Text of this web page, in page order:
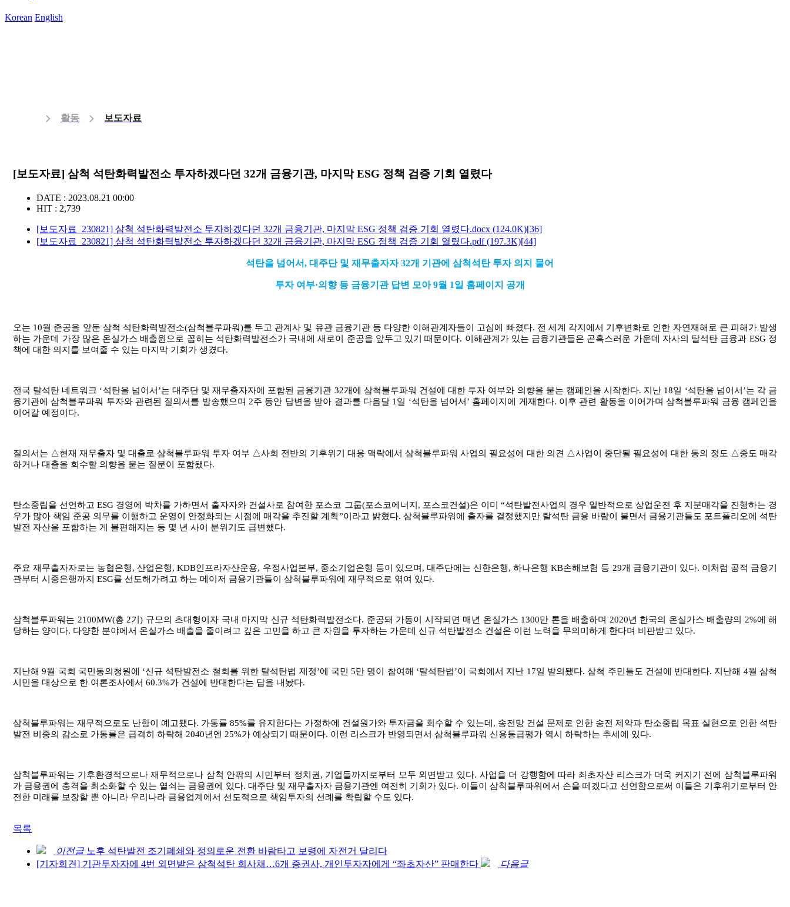
Korean English
활동 보도자료
[보도자료] 삼척 석탄화력발전소 투자하겠다던 32개 금융기관, 마지막 ESG 정책 검증 기회 열렸다
DATE : 2023.08.21 00:00
HIT : 2,739
[보도자료_230821] 삼척 석탄화력발전소 투자하겠다던 32개 금융기관, 마지막 ESG 정책 검증 기회 열렸다.docx (124.0K)[36]
[보도자료_230821] 삼척 석탄화력발전소 투자하겠다던 32개 금융기관, 마지막 ESG 정책 검증 기회 열렸다.pdf(197.3K)[44]
석탄을 넘어서, 대주단 및 재무출자자32개 기관에 삼척석탄 투자 의지 물어
투자 여부·의향 등 금융기관 답변 모아9월 1일 홈페이지 공개
오는 10월 준공을 앞둔 삼척 석탄화력발전소(삼척블루파워)를 두고 관계사 및 유관 금융기관 등 다양한 이해관계자들이 고심에 빠졌다. 전 세계 각지에서 기후변화로 인한 자연재해로 큰 피해가 발생
하는 가운데 가장 많은 온실가스 배출원으로 꼽히는 석탄화력발전소가 국내에 새로이 준공을 앞두고 있기 때문이다. 이해관계가 있는 금융기관들은 곤혹스러운 가운데 자사의 탈석탄 금융과 ESG 정
책에 대한 의지를 보여줄 수 있는 마지막 기회가 생겼다.
전국 탈석탄 네트워크 ‘석탄을 넘어서’는 대주단 및 재무출자자에 포함된 금융기관 32개에 삼척블루파워 건설에 대한 투자 여부와 의향을 묻는 캠페인을 시작한다. 지난 18일 ‘석탄을 넘어서’는 각 금
융기관에 삼척블루파워 투자와 관련된 질의서를 발송했으며 2주 동안 답변을 받아 결과를 다음달1 일 ‘석탄을 넘어서’ 홈페이지에 게재한다. 이후 관련 활동을 이어가며 삼척블루파워 금융 캠페인을
이어갈 예정이다.
질의서는 △현재 재무출자 및 대출로 삼척블루파워 투자 여부 △사회 전반의 기후위기 대응 맥락에서 삼척블루파워 사업의 필요성에 대한 의견 △사업이 중단될 필요성에 대한 동의 정도 △중도 매각
하거나 대출을 회수할 의향을 묻는 질문이 포함됐다.
탄소중립을 선언하고ESG 경영에 박차를 가하면서 출자자와 건설사로 참여한 포스코 그룹(포스코에너지, 포스코건설)은 이미 “석탄발전사업의 경우 일반적으로 상업운전 후 지분매각을 진행하는 경
우가 많아 책임 준공 의무를 이행하고 운영이 안정화되는 시점에 매각을 추진할 계획”이라고 밝혔다. 삼척블루파워에 출자를 결정했지만 탈석탄 금융 바람이 불면서 금융기관들도 포트폴리오에 석탄
발전 자산을 포함하는 게 불편해지는 등 몇 년 사이 분위기도 급변했다.
주요 재무출자자로는 농협은행,산업은행, KDB인프라자산운용, 우정사업본부, 중소기업은행 등이 있으며, 대주단에는 신한은행,하나은행KB손해보험 등 29개 금융기관이 있다. 이처럼 공적 금융기
관부터 시중은행까지 ESG를 선도해가려고 하는 메이저 금융기관들이 삼척블루파워에 재무적으로 엮여 있다.
삼척블루파워는 2100MW(총 2기) 규모의 초대형이자 국내 마지막 신규 석탄화력발전소다. 준공돼 가동이 시작되면 매년 온실가스 1300만 톤을 배출하며 2020년 한국의 온실가스 배출량의 2%에 해
당하는 양이다. 다양한 분야에서 온실가스 배출을 줄이려고 깊은 고민을 하고 큰 자원을 투자하는 가운데 신규 석탄발전소 건설은 이런 노력을 무의미하게 한다며 비판받고 있다.
지난해9월 국회 국민동의청원에 ‘신규 석탄발전소 철회를 위한 탈석탄법 제정’에 국민5만 명이 참여해 ‘탈석탄법’이 국회에서 지난 17일 발의됐다.삼척 주민들도 건설에 반대한다. 지난해 4월 삼척
시민을 대상으로 한 여론조사에서 60.3%가 건설에 반대한다는 답을 내놨다.
삼척블루파워는 재무적으로도 난항이 예고됐다. 가동률85%를 유지한다는 가정하에 건설원가와 투자금을 회수할 수 있는데, 송전망 건설 문제로 인한 송전 제약과 탄소중립 목표 실현으로 인한 석탄
발전 비중의 감소로 가동률은 급격히 하락해 2040년엔 25%가 예상되기 때문이다. 이런 리스크가 반영되면서 삼척블루파워 신용등급평가 역시 하락하는 추세에 있다.
삼척블루파워는 기후환경적으로나 재무적으로나 삼척 안팎의 시민부터 정치권, 기업들까지로부터 모두 외면받고 있다. 사업을 더 강행함에 따라 좌초자산 리스크가 더욱 커지기 전에 삼척블루파워
가 금융권에 충격을 최소화할 수 있는 열쇠는 금융권에 있다. 대주단 및 재무출자자 금융기관엔 여전히 기회가 있다. 이들이 삼척블루파워에서 손을 떼겠다고 선언함으로써 이들은 기후위기로부터 안
전한 미래를 보장할 뿐 아니라 우리나라 금융업계에서 선도적으로 책임투자의 선례를 확립할 수도 있다.
목록
이전글 노후 석탄발전 조기폐쇄와 정의로운 전환 바람타고 보령에 자전거 달리다
[기자회견] 기관투자자에 4번 외면받은 삼척석탄 회사채…6개 증권사, 개인투자자에게 “좌초자산” 판매한다
다음글